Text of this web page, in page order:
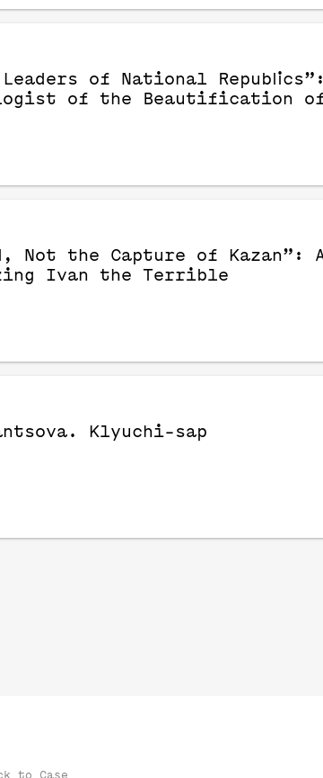
of National
of the Beautification
Not the Capture of
Ivan the Terrible
Klyuchi-sap
to Case